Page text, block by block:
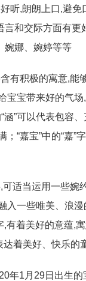
听,朗朗上口,避免
言和交际方面有更
婉娜、婉婷等等
有积极的寓意,能
宝宝带来好的气场
涵”可以代表包容
；“嘉宝”中的“嘉”
适当运用一些婉
入一些唯美、浪漫
,有着美好的意蕴,
达着美好、快乐的
年1月29日出生